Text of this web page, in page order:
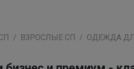
ВЗРОСЛЫЕ СП ОДЕЖДА